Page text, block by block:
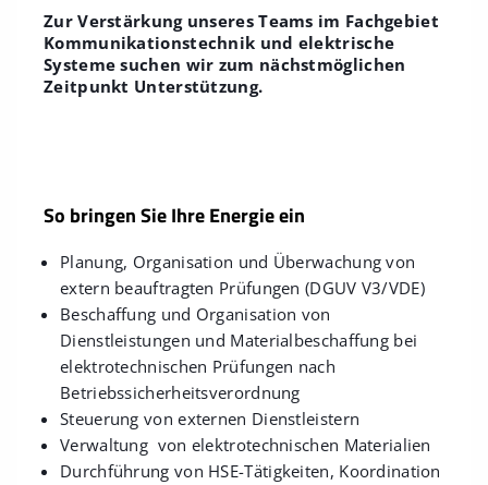
Zur Verstärkung unseres Teams im Fachgebiet
Kommunikationstechnik und elektrische
Systeme suchen wir zum nächstmöglichen
Zeitpunkt Unterstützung.
So bringen Sie Ihre Energie ein
Planung, Organisation und Überwachung von
extern beauftragten Prüfungen (DGUV V3/VDE)
Beschaffung und Organisation von
Dienstleistungen und Materialbeschaffung bei
elektrotechnischen Prüfungen nach
Betriebssicherheitsverordnung
Steuerung von externen Dienstleistern
Verwaltung von elektrotechnischen Materialien
Durchführung von HSE-Tätigkeiten, Koordination